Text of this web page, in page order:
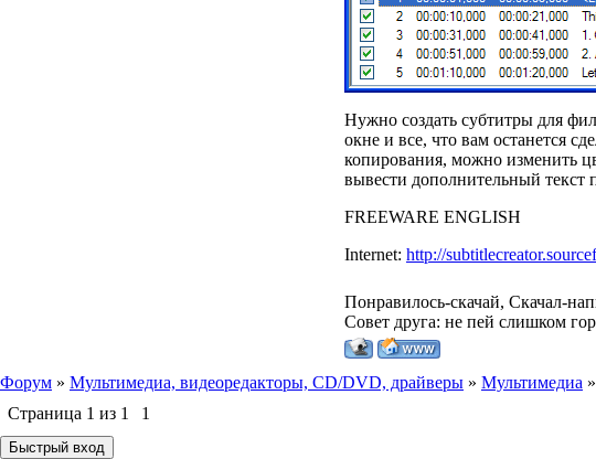
Нужно создать субтитры для
окне и все, что вам останется
копирования, можно изменить
вывести дополнительный текст
FREEWARE ENGLISH
Internet: http://
Понравилось-скачай, Скачал-
Совет друга: не пей слишком
Форум » Мультимедиа, видеоредакторы, CD/DVD, драйверы » Мультимедиа »
Страница 1 из 1
1